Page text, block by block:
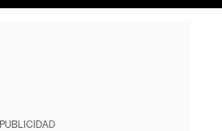
PUBLICIDAD